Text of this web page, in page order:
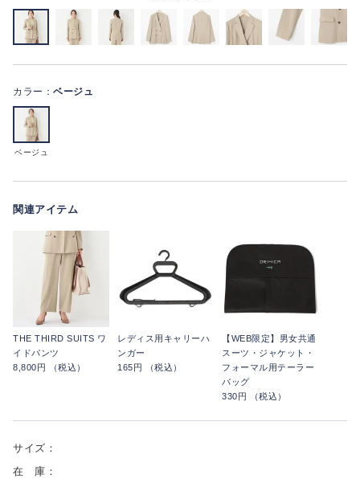
カラー： ベージュ
ベージュ
関連アイテム
THE THIRD SUITS ワ
イドパンツ
8,800円 （税込）
レディス用キャリーハ
ンガー
165円 （税込）
【WEB限定】男女共通
スーツ・ジャケット・
フォーマル用テーラー
バッグ
330円 （税込）
サイズ：
在 庫：